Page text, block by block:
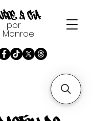
& Cía.
por
Monroe